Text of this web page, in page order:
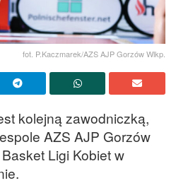
fot. P.Kaczmarek/AZS AJP Gorzów Wlkp.
kolejną zawodniczką,
AZS AJP Gorzów
Ligi Kobiet w